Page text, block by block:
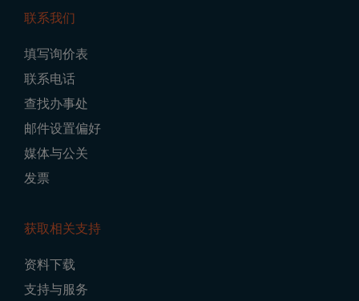
Navigation
联系我们
填写询价表
联系电话
查找办事处
邮件设置偏好
媒体与公关
发票
获取相关支持
资料下载
支持与服务